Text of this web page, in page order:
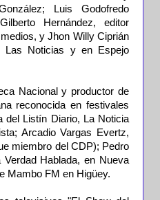
Luis Godofredo
Hernández, editor
y Jhon Willy Ciprián
Las Noticias y en Espejo
Nacional y productor de
reconocida en festivales
del Listín Diario, La Noticia
Arcadio Vargas Evertz,
miembro del CDP); Pedro
Hablada, en Nueva
Mambo FM en Higüey.